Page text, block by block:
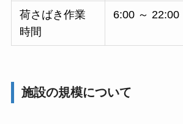
荷さばき作業
時間
6:00 ～ 22:00
施設の規模について